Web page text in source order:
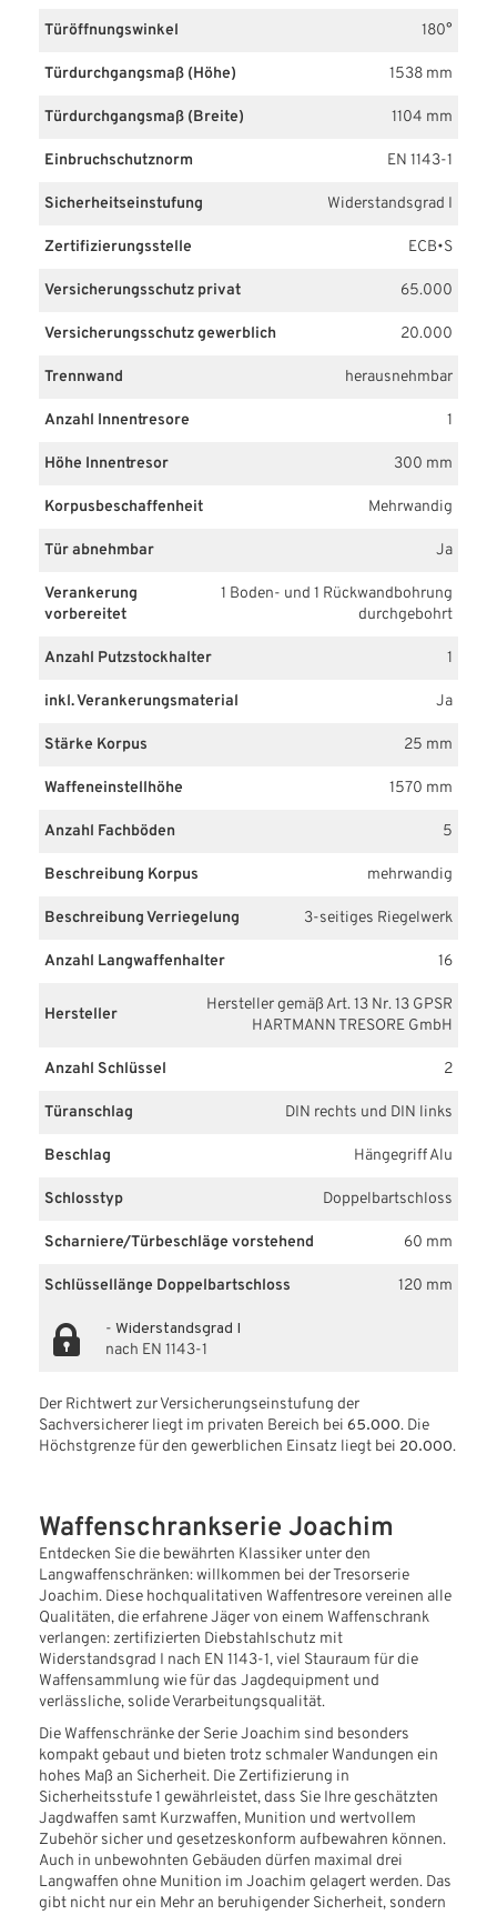
Türöffnungswinkel 180°
Türdurchgangsmaß (Höhe) 1538 mm
Türdurchgangsmaß (Breite) 1104 mm
Einbruchschutznorm EN 1143-1
Sicherheitseinstufung Widerstandsgrad I
Zertifizierungsstelle ECB•S
Versicherungsschutz privat 65.000
Versicherungsschutz gewerblich 20.000
Trennwand herausnehmbar
Anzahl Innentresore 1
Höhe Innentresor 300 mm
Korpusbeschaffenheit Mehrwandig
Tür abnehmbar Ja
Verankerung
vorbereitet
1 Boden- und 1 Rückwandbohrung
durchgebohrt
Anzahl Putzstockhalter 1
inkl. Verankerungsmaterial Ja
Stärke Korpus 25 mm
Waffeneinstellhöhe 1570 mm
Anzahl Fachböden 5
Beschreibung Korpus mehrwandig
Beschreibung Verriegelung 3-seitiges Riegelwerk
Anzahl Langwaffenhalter 16
Hersteller
Hersteller gemäß Art. 13 Nr. 13 GPSR
HARTMANN TRESORE GmbH
Anzahl Schlüssel 2
Türanschlag DIN rechts und DIN links
Beschlag Hängegriff Alu
Schlosstyp Doppelbartschloss
Scharniere/Türbeschläge vorstehend 60 mm
Schlüssellänge Doppelbartschloss 120 mm
- Widerstandsgrad I
nach EN 1143-1
Der Richtwert zur Versicherungseinstufung der
Sachversicherer liegt im privaten Bereich bei 65.000. Die
Höchstgrenze für den gewerblichen Einsatz liegt bei 20.000.
Waffenschrankserie Joachim
Entdecken Sie die bewährten Klassiker unter den
Langwaffenschränken: willkommen bei der Tresorserie
Joachim. Diese hochqualitativen Waffentresore vereinen alle
Qualitäten, die erfahrene Jäger von einem Waffenschrank
verlangen: zertifizierten Diebstahlschutz mit
Widerstandsgrad I nach EN 1143-1, viel Stauraum für die
Waffensammlung wie für das Jagdequipment und
verlässliche, solide Verarbeitungsqualität.
Die Waffenschränke der Serie Joachim sind besonders
kompakt gebaut und bieten trotz schmaler Wandungen ein
hohes Maß an Sicherheit. Die Zertifizierung in
Sicherheitsstufe 1 gewährleistet, dass Sie Ihre geschätzten
Jagdwaffen samt Kurzwaffen, Munition und wertvollem
Zubehör sicher und gesetzeskonform aufbewahren können.
Auch in unbewohnten Gebäuden dürfen maximal drei
Langwaffen ohne Munition im Joachim gelagert werden. Das
gibt nicht nur ein Mehr an beruhigender Sicherheit, sondern